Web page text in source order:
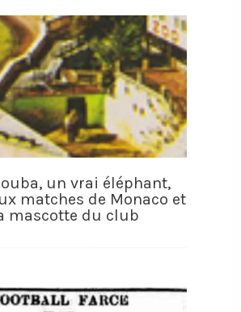
un vrai éléphant,
matches de Monaco et
mascotte du club